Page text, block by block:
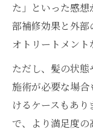
た」といった感
部補修効果と外
オトリートメント
ただし、髪の状
施術が必要な場
けるケースもあ
で、より満足度の